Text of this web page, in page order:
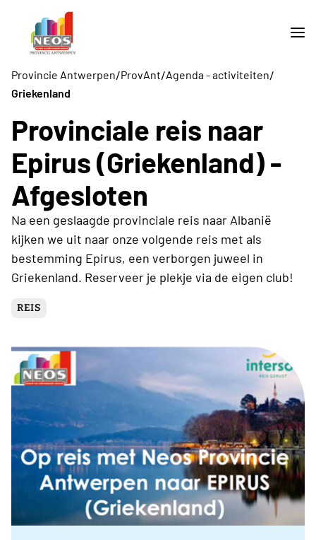
Provincie Antwerpen/ProvAnt/Agenda - activiteiten/
Griekenland
Provinciale reis naar
Epirus (Griekenland) -
Afgesloten
Na een geslaagde provinciale reis naar Albanië
kijken we uit naar onze volgende reis met als
bestemming Epirus, een verborgen juweel in
Griekenland. Reserveer je plekje via de eigen club!
REIS